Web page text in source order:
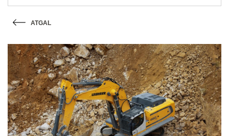
NAUDOTA LIEBHERR TECHNIKA
KARJEROS GALIMYBĖS
APIE MUS
ATGAL